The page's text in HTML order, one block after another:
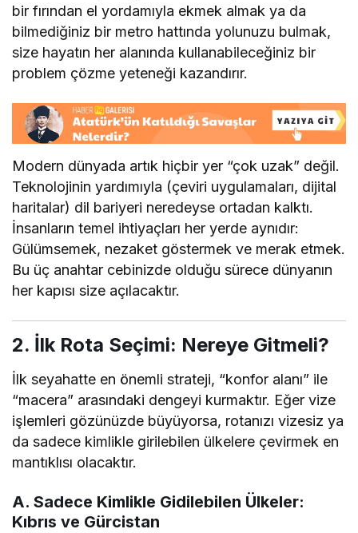
bir fırından el yordamıyla ekmek almak ya da
bilmediğiniz bir metro hattında yolunuzu bulmak,
size hayatın her alanında kullanabileceğiniz bir
problem çözme yeteneği kazandırır.
Modern dünyada artık hiçbir yer “çok uzak” değil.
Teknolojinin yardımıyla (çeviri uygulamaları, dijital
haritalar) dil bariyeri neredeyse ortadan kalktı.
İnsanların temel ihtiyaçları her yerde aynıdır:
Gülümsemek, nezaket göstermek ve merak etmek.
Bu üç anahtar cebinizde olduğu sürece dünyanın
her kapısı size açılacaktır.
2. İlk Rota Seçimi: Nereye Gitmeli?
İlk seyahatte en önemli strateji, “konfor alanı” ile
“macera” arasındaki dengeyi kurmaktır. Eğer vize
işlemleri gözünüzde büyüyorsa, rotanızı vizesiz ya
da sadece kimlikle girilebilen ülkelere çevirmek en
mantıklısı olacaktır.
A. Sadece Kimlikle Gidilebilen Ülkeler:
Kıbrıs ve Gürcistan